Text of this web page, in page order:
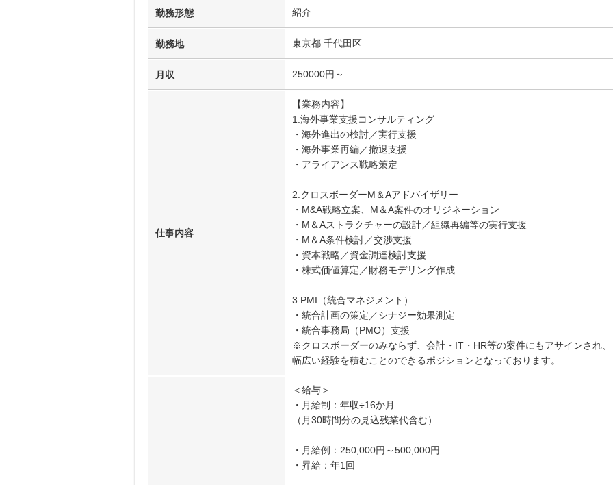
勤務形態 紹介
勤務地 東京都 千代田区
月収 250000円～
仕事内容
【業務内容】
1.海外事業支援コンサルティング
・海外進出の検討／実行支援
・海外事業再編／撤退支援
・アライアンス戦略策定
2.クロスボーダーM＆Aアドバイザリー
・M&A戦略立案、M＆A案件のオリジネーション
・M＆Aストラクチャーの設計／組織再編等の実行支援
・M＆A条件検討／交渉支援
・資本戦略／資金調達検討支援
・株式価値算定／財務モデリング作成
3.PMI（統合マネジメント）
・統合計画の策定／シナジー効果測定
・統合事務局（PMO）支援
※クロスボーダーのみならず、会計・IT・HR等の案件にもアサインされ、
幅広い経験を積むことのできるポジションとなっております。
＜給与＞
・月給制：年収÷16か月
（月30時間分の見込残業代含む）
・月給例：250,000円～500,000円
・昇給：年1回